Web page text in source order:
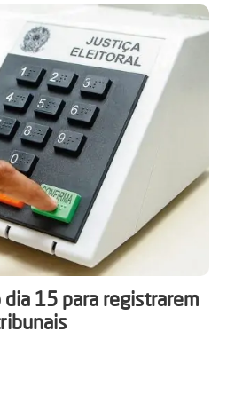
15 para registrarem